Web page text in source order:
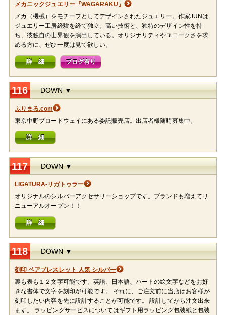
メカニックジュエリー『WAGARAKU』
メカ（機械）をモチーフとしてデザインされたジュエリー。作家JUNは
ジュエリー工房経験を経て独立。高い技術と、独特のデザイン性を持
ち、彼独自の世界観を演出している。オリジナリティやユニークさを求
める方に、ぜひ一度は見て欲しい。
詳 細 ブログ有り
116 DOWN ▼
ふりまる.com
東京中野ブロードウェイにある委託販売店。出店者様随時募集中。
詳 細
117 DOWN ▼
LIGATURA-リガトゥラー
オリジナルのシルバーアクセサリーショップです。ブランドも増えてリ
ニューアルオープン！！
詳 細
118 DOWN ▼
刻印 ペアブレスレット 人気 シルバー
裏も表も１２文字可能です。英語、日本語、ハートの絵文字などをお好
きな書体で文字を刻印が可能です。 それに、ご注文前に当店はお客様が
刻印したい内容を先に設計することが可能です。 設計してから注文出来
ます。 ラッピングサービスについてはギフト用ラッピング包装紙と包装